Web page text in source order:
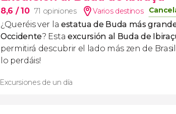
8,6 / 10 71 opiniones Varios destinos
¿Queréis ver la estatua de Buda más
Occidente? Esta excursión al Buda de
permitirá descubrir el lado más zen de Brasil.
lo perdáis!
Excursiones de un día